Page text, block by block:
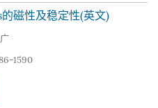
磁性及稳定性(英文)
1590